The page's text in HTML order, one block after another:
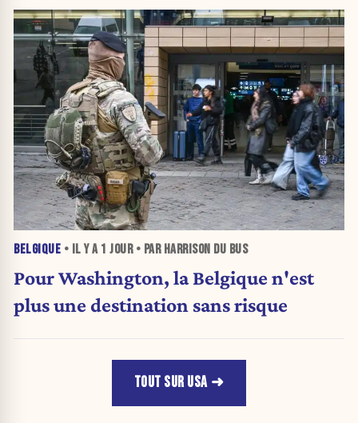
BELGIQUE • IL Y A 1 JOUR• PAR HARRISON DU BUS
Pour Washington, la Belgique n'est
plus une destination sans risque
TOUT SUR USA